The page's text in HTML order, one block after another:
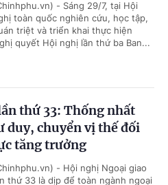
- Sáng 29/7, tại Hội
toàn quốc nghiên cứu, học tập,
triệt và triển khai thực hiện
quyết Hội nghị lần thứ ba Ban...
thứ 33: Thống nhất
duy, chuyển vị thế đối
tăng trưởng
- Hội nghị Ngoại giao
thứ 33 là dịp để toàn ngành ngoại